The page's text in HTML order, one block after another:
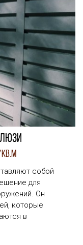
кв.м
собой
для
Он
которые
в